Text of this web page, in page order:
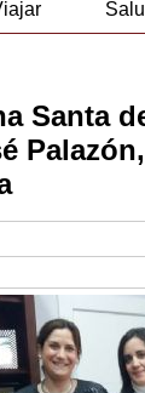
Santa